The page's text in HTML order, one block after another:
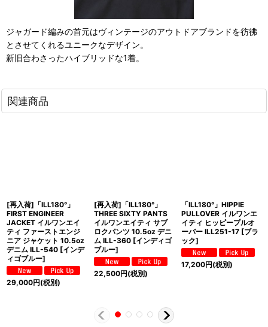
ジャガード編みの首元はヴィンテージのアウトドアブランドを彷彿
とさせてくれるユニークなデザイン。
新旧合わさったハイブリッドな1着。
関連商品
[再入荷]「ILL180°」
FIRST ENGINEER
JACKET イルワンエイ
ティ ファーストエンジ
ニア ジャケット 10.5oz
デニム ILL-540 [インデ
ィゴブルー]
29,000円(税別)
[再入荷]「ILL180°」
THREE SIXTY PANTS
イルワンエイティ サブ
ロクパンツ 10.5oz デニ
ム ILL-360 [インディゴ
ブルー]
22,500円(税別)
「ILL180°」HIPPIE
PULLOVER イルワンエ
イティ ヒッピープルオ
ーバー ILL251-17 [ブラ
ック]
17,200円(税別)